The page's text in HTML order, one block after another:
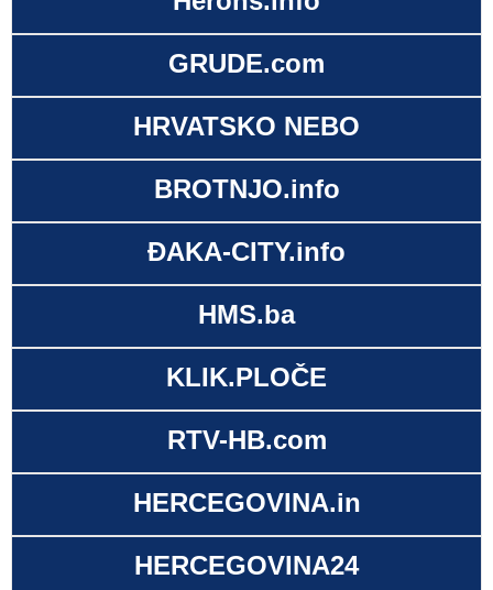
GRUDE.com
HRVATSKO NEBO
BROTNJO.info
ĐAKA-CITY.info
HMS.ba
KLIK.PLOČE
RTV-HB.com
HERCEGOVINA.in
HERCEGOVINA24